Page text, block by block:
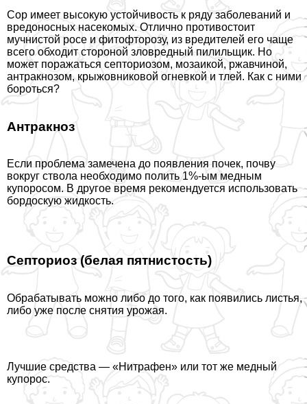
Сор имеет высокую устойчивость к ряду заболеваний и
вредоносных насекомых. Отлично противостоит
мучнистой росе и фитофторозу, из вредителей его чаще
всего обходит стороной зловредный пилильщик. Но
может поражаться септориозом, мозаикой, ржавчиной,
антpaкнозом, крыжовниковой огневкой и тлей. Как с ними
бороться?
Антpaкноз
Если проблема замечена до появления почек, почву
вокруг ствола необходимо полить 1%-ым медным
купоросом. В другое время рекомендуется использовать
бордоскую жидкость.
Септориоз (белая пятнистость)
Обpaбатывать можно либо до того, как появились листья,
либо уже после снятия урожая.
Лучшие средства — «Нитрафен» или тот же медный
купорос.